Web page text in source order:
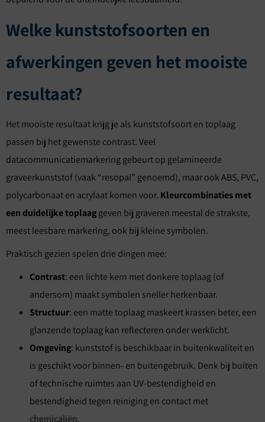
Welke kunststofsoorten en
afwerkingen geven het mooiste
resultaat?
Het mooiste resultaat krijg je als kunststofsoort en toplaag
passen bij het gewenste contrast. Veel
datacommunicatiemarkering gebeurt op gelamineerde
graveerkunststof (vaak “resopal” genoemd), maar ook ABS, PVC,
polycarbonaat en acrylaat komen voor. Kleurcombinaties met
een duidelijke toplaaggeven bij graveren meestal de strakste,
meest leesbare markering, ook bij kleine symbolen.
Praktisch gezien spelen drie dingen mee:
Contrast: een lichte kern met donkere toplaag (of
andersom) maakt symbolen sneller herkenbaar.
Structuur: een matte toplaag maskeert krassen beter, een
glanzende toplaag kan reflecteren onder werklicht.
Omgeving: kunststof is beschikbaar in buitenkwaliteit en
is geschikt voor binnen- en buitengebruik. Denk bij buiten
of technische ruimtes aan UV-bestendigheid en
bestendigheid tegen reiniging en contact met
chemicaliën.